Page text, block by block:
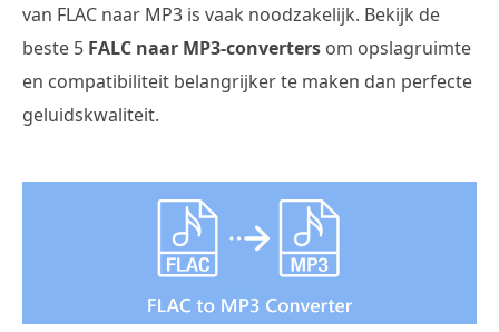
van FLAC naar MP3 is vaak noodzakelijk. Bekijk de
beste 5 FALC naar MP3-converters om opslagruimte
en compatibiliteit belangrijker te maken dan perfecte
geluidskwaliteit.